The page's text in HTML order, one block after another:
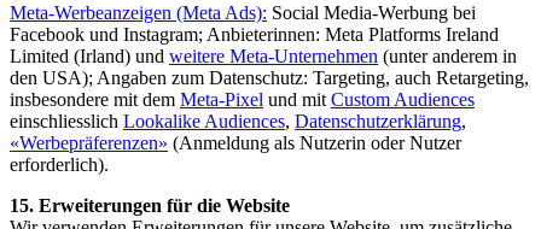
Meta-Werbeanzeigen (Meta Ads): Social Media-Werbung bei
Facebook und Instagram; Anbieterinnen: Meta Platforms Ireland
Limited (Irland) und weitere Meta-Unternehmen (unter anderem in
den USA); Angaben zum Datenschutz: Targeting, auch Retargeting,
insbesondere mit dem Meta-Pixel und mit Custom Audiences
einschliesslich Lookalike Audiences, Datenschutzerklärung,
«Werbepräferenzen» (Anmeldung als Nutzerin oder Nutzer
erforderlich).
15. Erweiterungen für die Website